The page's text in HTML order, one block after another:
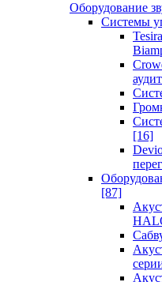
Оборудование
Системы
[16]
[87]